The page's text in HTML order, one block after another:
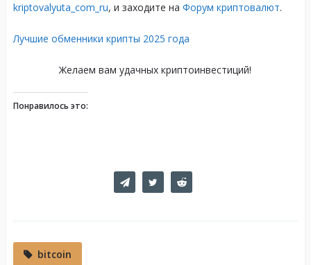
kriptovalyuta_com_ru, и заходите на Форум криптовалют.
Лучшие обменники крипты 2025 года
Желаем вам удачных криптоинвестиций!
Понравилось это:
bitcoin